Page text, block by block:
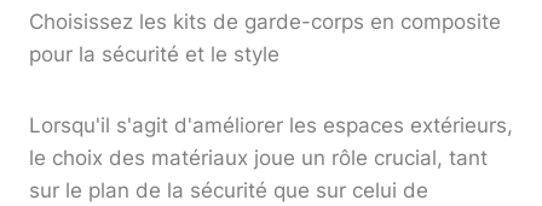
Choisissez les kits de garde-corps en composite
pour la sécurité et le style
Lorsqu'il s'agit d'améliorer les espaces extérieurs,
le choix des matériaux joue un rôle crucial, tant
sur le plan de la sécurité que sur celui de